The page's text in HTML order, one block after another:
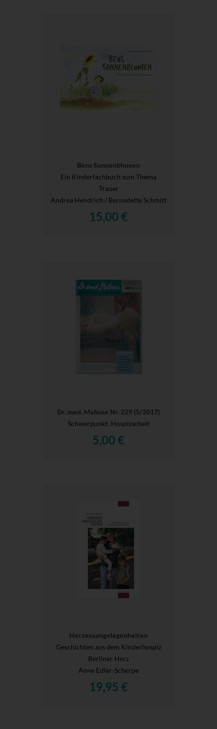
Bens Sonnenblumen
Ein Kinderfachbuch zum Thema
Trauer
Andrea Hendrich / Bernadette Schmitt
15,00 €
Dr. med. Mabuse Nr. 229 (5/2017)
Schwerpunkt: Hospizarbeit
5,00 €
Herzensangelegenheiten
Geschichten aus dem Kinderhospiz
Berliner Herz
Anne Edler-Scherpe
19,95 €